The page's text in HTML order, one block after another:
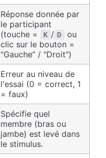
Réponse donnée par
le participant
(touche =
K / D
ou
clic sur le bouton =
"Gauche” / "Droit")
Erreur au niveau de
l'essai (0 = correct, 1
= faux)
Spécifie quel
membre (bras ou
jambe) est levé dans
le stimulus.